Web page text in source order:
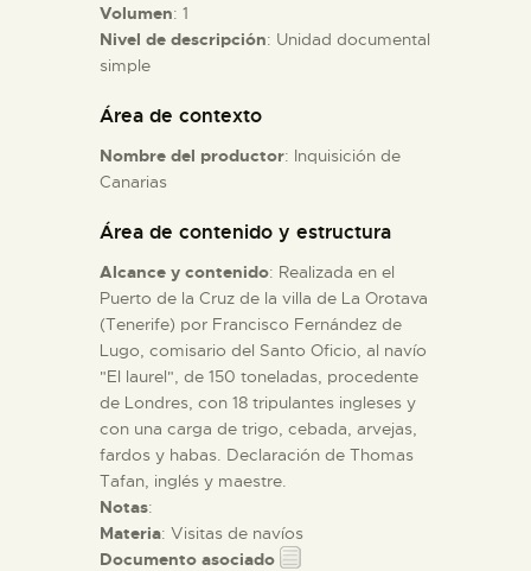
COLECCIONES
ESPAÑOL
Volumen: 1
Nivel de descripción: Unidad documental
simple
Área de contexto
Nombre del productor: Inquisición de
Canarias
Área de contenido y estructura
Alcance y contenido: Realizada en el
Puerto de la Cruz de la villa de La Orotava
(Tenerife) por Francisco Fernández de
Lugo, comisario del Santo Oficio, al navío
"El laurel", de 150 toneladas, procedente
de Londres, con 18 tripulantes ingleses y
con una carga de trigo, cebada, arvejas,
fardos y habas. Declaración de Thomas
Tafan, inglés y maestre.
Notas:
Materia: Visitas de navíos
Documento asociado